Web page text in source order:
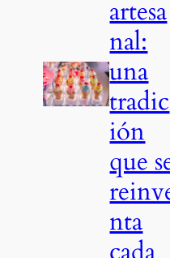
artesa
nal:
una
tradic
ión
que
nta